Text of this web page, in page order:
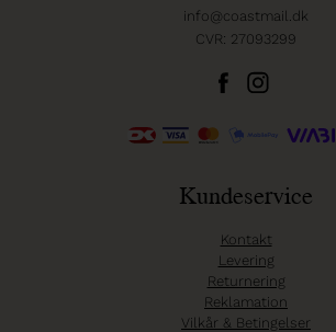
info@coastmail.dk
CVR: 27093299
Kundeservice
Kontakt
Levering
Returnering
Reklamation
Vilkår & Betingelser